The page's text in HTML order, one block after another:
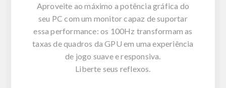
Aproveite ao máximo a potência gráfica do
seu PC com um monitor capaz de suportar
essa performance: os 100Hz transformam as
taxas de quadros da GPU em uma experiência
de jogo suave e responsiva.
Liberte seus reflexos.